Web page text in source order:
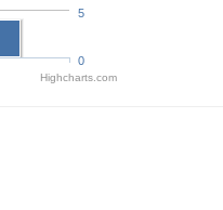
0
5
Highcharts.com